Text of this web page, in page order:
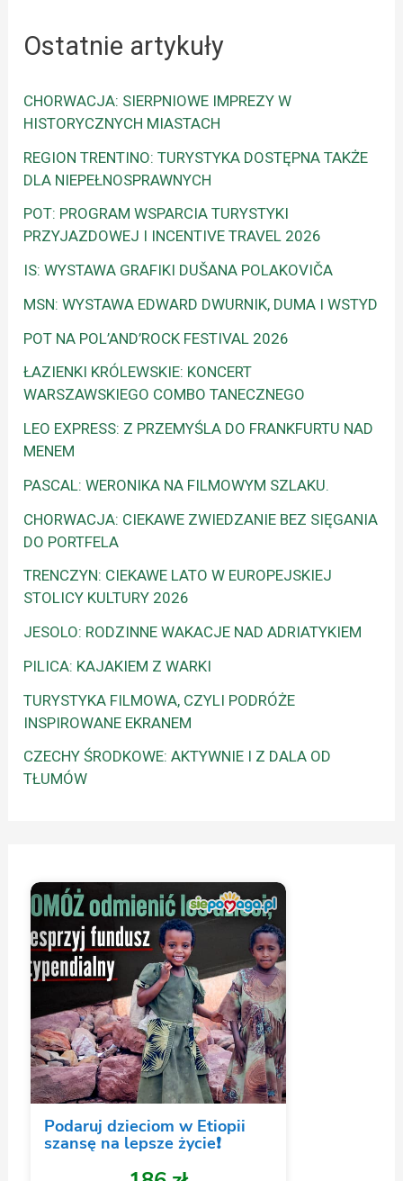
Ostatnie artykuły
CHORWACJA: SIERPNIOWE IMPREZY W
HISTORYCZNYCH MIASTACH
REGION TRENTINO: TURYSTYKA DOSTĘPNA TAKŻE
DLA NIEPEŁNOSPRAWNYCH
POT: PROGRAM WSPARCIA TURYSTYKI
PRZYJAZDOWEJ I INCENTIVE TRAVEL 2026
IS: WYSTAWA GRAFIKI DUŠANA POLAKOVIČA
MSN: WYSTAWA EDWARD DWURNIK, DUMA I WSTYD
POT NA POL’AND’ROCK FESTIVAL 2026
ŁAZIENKI KRÓLEWSKIE: KONCERT
WARSZAWSKIEGO COMBO TANECZNEGO
LEO EXPRESS: Z PRZEMYŚLA DO FRANKFURTU NAD
MENEM
PASCAL: WERONIKA NA FILMOWYM SZLAKU.
CHORWACJA: CIEKAWE ZWIEDZANIE BEZ SIĘGANIA
DO PORTFELA
TRENCZYN: CIEKAWE LATO W EUROPEJSKIEJ
STOLICY KULTURY 2026
JESOLO: RODZINNE WAKACJE NAD ADRIATYKIEM
PILICA: KAJAKIEM Z WARKI
TURYSTYKA FILMOWA, CZYLI PODRÓŻE
INSPIROWANE EKRANEM
CZECHY ŚRODKOWE: AKTYWNIE I Z DALA OD
TŁUMÓW